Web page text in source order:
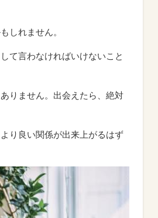
しれません。
て言わなければいけないこと
りません。出会えたら、絶対
り良い関係が出来上がるはず